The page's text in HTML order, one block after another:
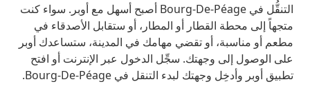
التنقُّل في Bourg-De-Péage أصبح أسهل مع أوبر. سواء كنت
متجهاً إلى محطة القطار أو المطار، أو ستقابل الأصدقاء في
مطعم أو مناسبة، أو تقضي مهامك في المدينة، ستساعدك أوبر
على الوصول إلى وجهتك. سجِّل الدخول عبر الإنترنت أو افتح
تطبيق أوبر وأدخِل وجهتك لبدء التنقل في Bourg-De-Péage.